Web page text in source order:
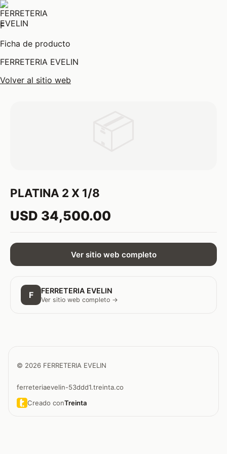
F
Ficha de producto
FERRETERIA EVELIN
Volver al sitio web
PLATINA 2 X 1/8
USD 34,500.00
Ver sitio web completo
F FERRETERIA EVELIN
Ver sitio web completo →
© 2026 FERRETERIA EVELIN
ferreteriaevelin-53ddd1.treinta.co
Creado conTreinta